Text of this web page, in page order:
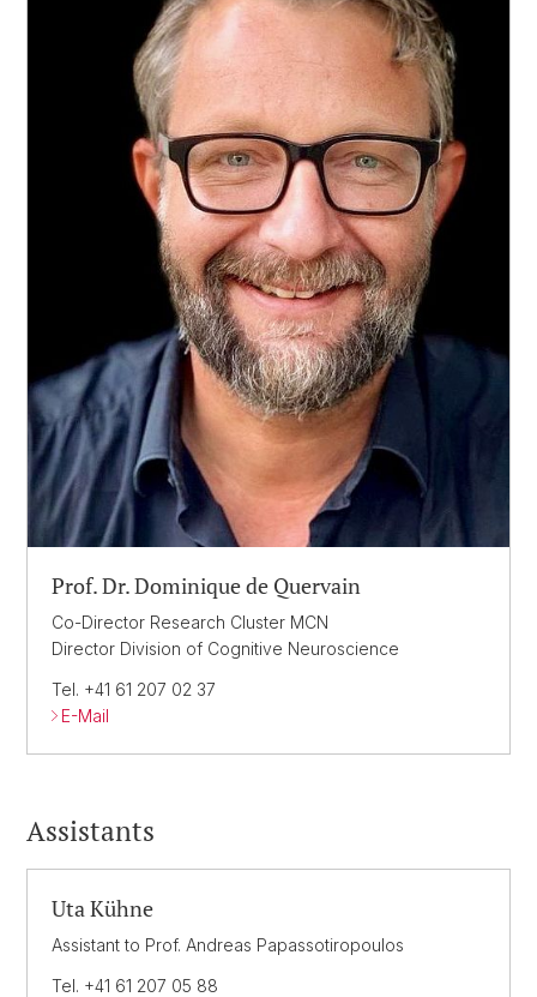
Prof. Dr. Dominique de Quervain
Co-Director Research Cluster MCN
Director Division of Cognitive Neuroscience
Tel. +41 61 207 02 37
E-Mail
Assistants
Uta Kühne
Assistant to Prof. Andreas Papassotiropoulos
Tel. +41 61 207 05 88